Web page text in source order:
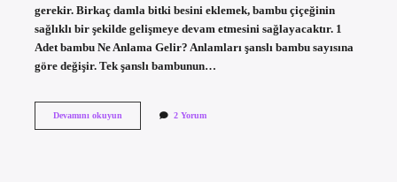
gerekir. Birkaç damla bitki besini eklemek, bambu çiçeğinin
sağlıklı bir şekilde gelişmeye devam etmesini sağlayacaktır. 1
Adet bambu Ne Anlama Gelir? Anlamları şanslı bambu sayısına
göre değişir. Tek şanslı bambunun…
Devamını okuyunBambu
2 Yorum